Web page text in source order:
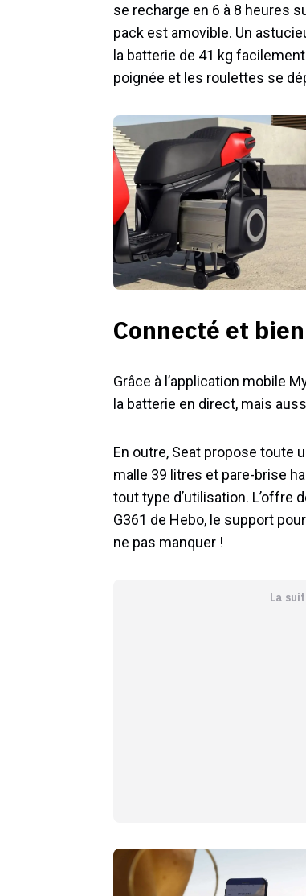
se recharge en 6 à 8 heures
pack est amovible. Un
la batterie de 41 kg
poignée et les roulettes se
Connecté et
Grâce à l’application mobile
la batterie en direct, mais
En outre, Seat propose toute
malle 39 litres et pare-brise
tout type d’utilisation. L’offre
G361 de Hebo, le support
ne pas manquer !
La